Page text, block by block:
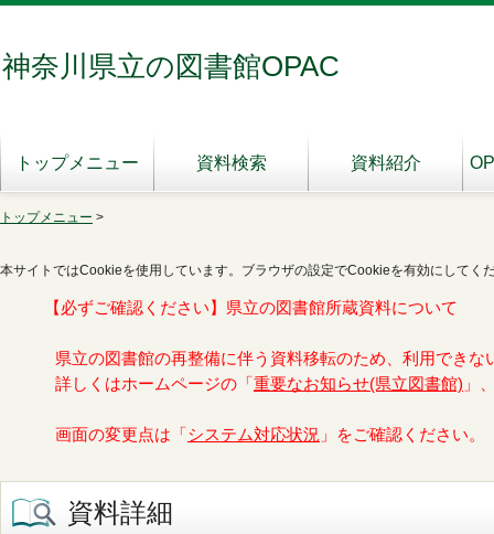
神奈川県立の図書館OPAC
トップメニュー 資料検索 資料紹介
トップメニュー >
本サイトではCookieを使用しています。ブラウザの設定でCookieを有効にしてく
【必ずご確認ください】県立の図書館所蔵資料について
県立の図書館の再整備に伴う資料移転のため、利用できな
詳しくはホームページの「 重要なお知らせ(県立図書館) 」
画面の変更点は「 システム対応状況 」をご確認ください。
資料詳細